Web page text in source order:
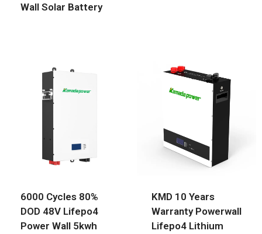
Wall Solar Battery
6000 Cycles 80%
DOD 48V Lifepo4
Power Wall 5kwh
KMD 10 Years
Warranty Powerwall
Lifepo4 Lithium